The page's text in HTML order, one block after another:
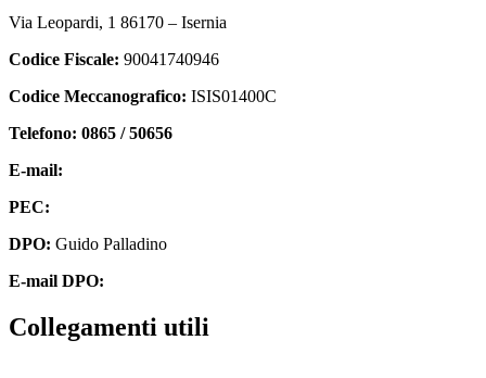
Via Leopardi, 1 86170 – Isernia
Codice Fiscale: 90041740946
Codice Meccanografico: ISIS01400C
Telefono: 0865 / 50656
E-mail:
PEC:
DPO: Guido Palladino
E-mail DPO:
collegamenti utili